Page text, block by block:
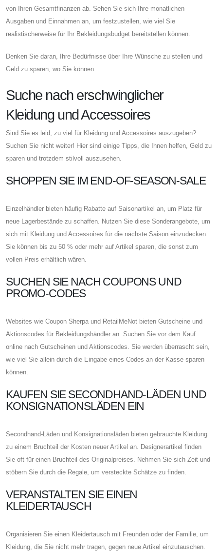
von Ihren Gesamtfinanzen ab. Sehen Sie sich Ihre monatlichen
Ausgaben und Einnahmen an, um festzustellen, wie viel Sie
realistischerweise für Ihr Bekleidungsbudget bereitstellen können.
Denken Sie daran, Ihre Bedürfnisse über Ihre Wünsche zu stellen und
Geld zu sparen, wo Sie können.
Suche nach erschwinglicher
Kleidung und Accessoires
Sind Sie es leid, zu viel für Kleidung und Accessoires auszugeben?
Suchen Sie nicht weiter! Hier sind einige Tipps, die Ihnen helfen, Geld zu
sparen und trotzdem stilvoll auszusehen.
SHOPPEN SIE IM END-OF-SEASON-SALE
Einzelhändler bieten häufig Rabatte auf Saisonartikel an, um Platz für
neue Lagerbestände zu schaffen. Nutzen Sie diese Sonderangebote, um
sich mit Kleidung und Accessoires für die nächste Saison einzudecken.
Sie können bis zu 50 % oder mehr auf Artikel sparen, die sonst zum
vollen Preis erhältlich wären.
SUCHEN SIE NACH COUPONS UND
PROMO-CODES
Websites wie Coupon Sherpa und RetailMeNot bieten Gutscheine und
Aktionscodes für Bekleidungshändler an. Suchen Sie vor dem Kauf
online nach Gutscheinen und Aktionscodes. Sie werden überrascht sein,
wie viel Sie allein durch die Eingabe eines Codes an der Kasse sparen
können.
KAUFEN SIE SECONDHAND-LÄDEN UND
KONSIGNATIONSLÄDEN EIN
Secondhand-Läden und Konsignationsläden bieten gebrauchte Kleidung
zu einem Bruchteil der Kosten neuer Artikel an. Designerartikel finden
Sie oft für einen Bruchteil des Originalpreises. Nehmen Sie sich Zeit und
stöbern Sie durch die Regale, um versteckte Schätze zu finden.
VERANSTALTEN SIE EINEN
KLEIDERTAUSCH
Organisieren Sie einen Kleidertausch mit Freunden oder der Familie, um
Kleidung, die Sie nicht mehr tragen, gegen neue Artikel einzutauschen.